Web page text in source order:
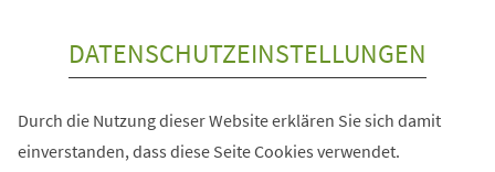
DATENSCHUTZEINSTELLUNGEN
Durch die Nutzung dieser Website erklären Sie sich damit
einverstanden, dass diese Seite Cookies verwendet.